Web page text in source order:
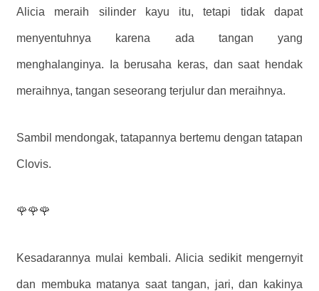
Alicia meraih silinder kayu itu, tetapi tidak dapat
menyentuhnya karena ada tangan yang
menghalanginya. Ia berusaha keras, dan saat hendak
meraihnya, tangan seseorang terjulur dan meraihnya.
Sambil mendongak, tatapannya bertemu dengan tatapan
Clovis.
🌹🌹🌹
Kesadarannya mulai kembali. Alicia sedikit mengernyit
dan membuka matanya saat tangan, jari, dan kakinya